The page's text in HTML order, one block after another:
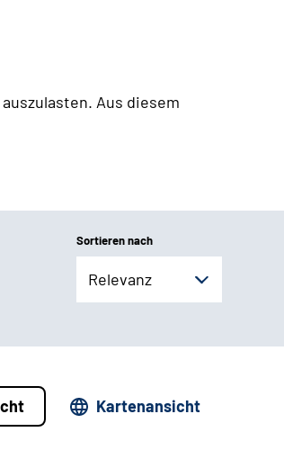
Aus diesem
Sortieren nach
Relevanz
Kartenansicht